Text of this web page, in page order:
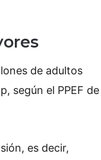
de adultos
según el PPEF de
es decir,